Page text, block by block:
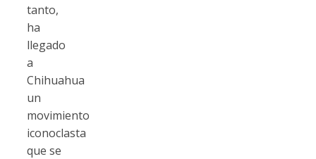
tanto,
ha
llegado
a
Chihuahua
un
movimiento
iconoclasta
que se